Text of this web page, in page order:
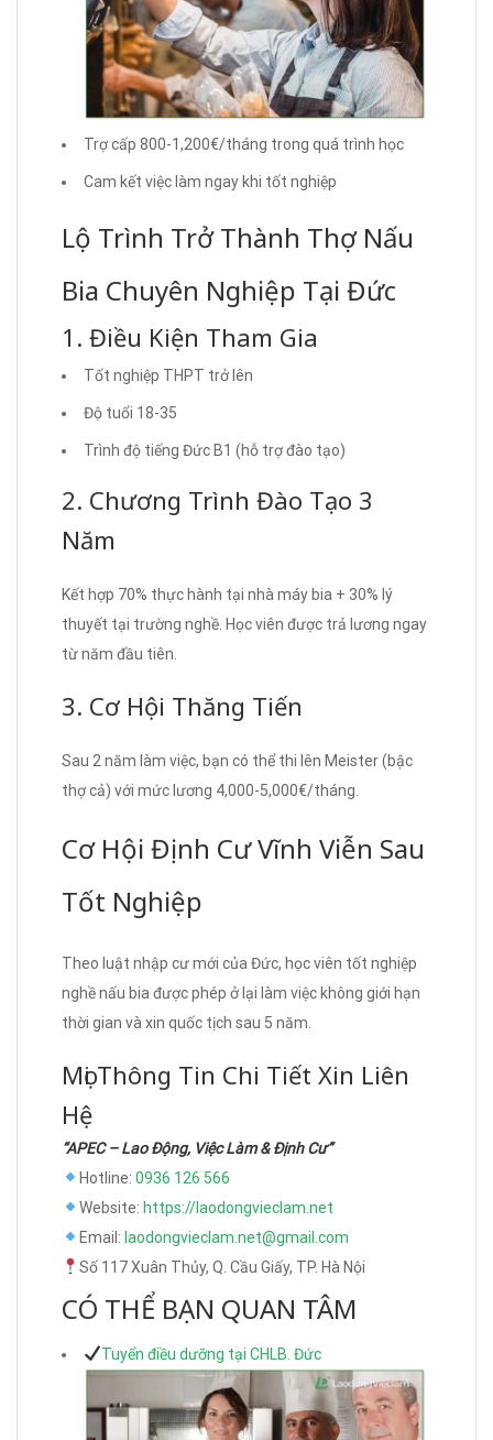
Trợ cấp 800-1,200€/tháng trong quá trình học
Cam kết việc làm ngay khi tốt nghiệp
Lộ Trình Trở Thành Thợ Nấu
Bia Chuyên Nghiệp Tại Đức
1. Điều Kiện Tham Gia
Tốt nghiệp THPT trở lên
Độ tuổi 18-35
Trình độ tiếng Đức B1 (hỗ trợ đào tạo)
2. Chương Trình Đào Tạo 3
Năm
Kết hợp 70% thực hành tại nhà máy bia + 30% lý
thuyết tại trường nghề. Học viên được trả lương ngay
từ năm đầu tiên.
3. Cơ Hội Thăng Tiến
Sau 2 năm làm việc, bạn có thể thi lên Meister (bậc
thợ cả) với mức lương 4,000-5,000€/tháng.
Cơ Hội Định Cư Vĩnh Viễn Sau
Tốt Nghiệp
Theo luật nhập cư mới của Đức, học viên tốt nghiệp
nghề nấu bia được phép ở lại làm việc không giới hạn
thời gian và xin quốc tịch sau 5 năm.
Mọi Thông Tin Chi Tiết Xin Liên
Hệ
“APEC – Lao Động, Việc Làm & Định Cư”
Hotline: 0936 126 566
Website: https://laodongvieclam.net
Email: laodongvieclam.net@gmail.com
Số 117 Xuân Thủy, Q. Cầu Giấy, TP. Hà Nội
CÓ THỂ BẠN QUAN TÂM
Tuyển điều dưỡng tại CHLB. Đức